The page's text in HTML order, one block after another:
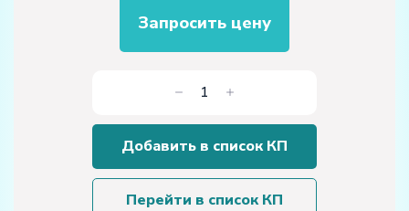
Запросить цену
Количество
товара
Лабораторная
установка
«Исследования
волновой
Добавить в список КП
Перейти в список КП